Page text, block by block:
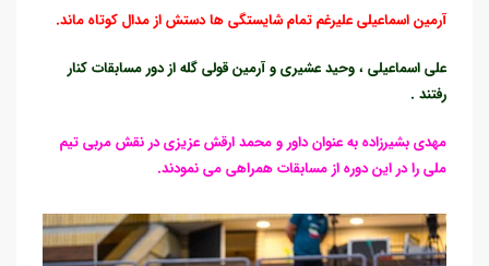
آرمین اسماعیلی علیرغم تمام شایستگی ها دستش از مدال کوتاه ماند.
علی اسماعیلی ، وحید عشیری و آرمین قولی گله از دور مسابقات کنار
رفتند .
مهدی بشیرزاده به عنوان داور و محمد ارقش عزیزی در نقش مربی تیم
ملی را در این دوره از مسابقات همراهی می نمودند.